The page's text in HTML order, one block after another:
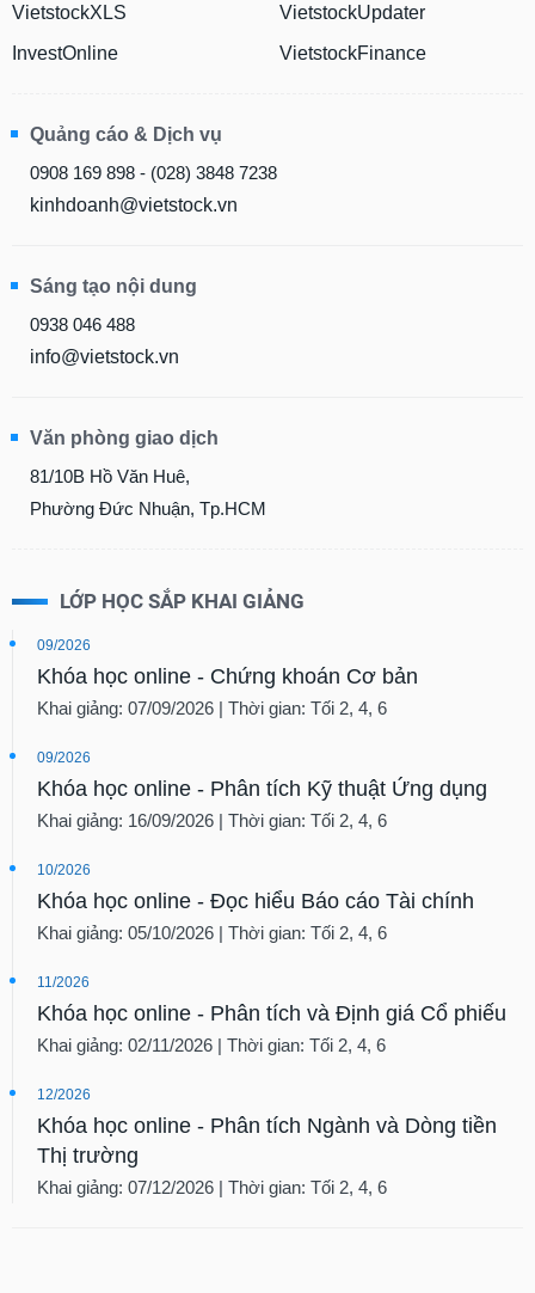
VietstockXLS
InvestOnline
VietstockUpdater
VietstockFinance
Quảng cáo & Dịch vụ
0908 169 898 - (028) 3848 7238
kinhdoanh@vietstock.vn
Sáng tạo nội dung
0938 046 488
info@vietstock.vn
Văn phòng giao dịch
81/10B Hồ Văn Huê,
Phường Đức Nhuận, Tp.HCM
LỚP HỌC SẮP KHAI GIẢNG
09/2026
Khóa học online - Chứng khoán Cơ bản
Khai giảng: 07/09/2026 | Thời gian: Tối 2, 4, 6
09/2026
Khóa học online - Phân tích Kỹ thuật Ứng dụng
Khai giảng: 16/09/2026 | Thời gian: Tối 2, 4, 6
10/2026
Khóa học online - Đọc hiểu Báo cáo Tài chính
Khai giảng: 05/10/2026 | Thời gian: Tối 2, 4, 6
11/2026
Khóa học online - Phân tích và Định giá Cổ phiếu
Khai giảng: 02/11/2026 | Thời gian: Tối 2, 4, 6
12/2026
Khóa học online - Phân tích Ngành và Dòng tiền
Thị trường
Khai giảng: 07/12/2026 | Thời gian: Tối 2, 4, 6